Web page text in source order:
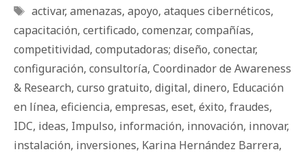
Etiquetas
activar, amenazas, apoyo, ataques cibernéticos,
capacitación, certificado, comenzar, compañías,
competitividad, computadoras; diseño, conectar,
configuración, consultoría, Coordinador de Awareness
& Research, curso gratuito, digital, dinero, Educación
en línea, eficiencia, empresas, eset, éxito, fraudes,
IDC, ideas, Impulso, información, innovación, innovar,
instalación, inversiones, Karina Hernández Barrera,